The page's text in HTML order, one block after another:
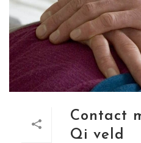
Contact
Qi veld